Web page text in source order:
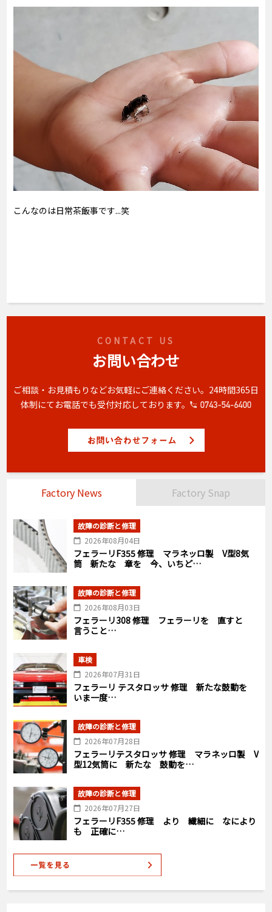
こんなのは日常茶飯事です...笑
CONTACT US
お問い合わせ
ご相談・お見積もりなどお気軽にご連絡ください。 24時間365日
体制にてお電話でも受付対応しております。
Factory News Factory Snap
故障の診断と修理
2026年08月04日
フェラーリF355 修理 マラネッロ製 V型8気
筒 新たな 章を 今、いちど…
故障の診断と修理
2026年08月03日
フェラーリ308 修理 フェラーリを 直すと
言うこと…
車検
2026年07月31日
フェラーリ テスタロッサ 修理 新たな鼓動を
いま一度…
故障の診断と修理
2026年07月28日
フェラーリテスタロッサ 修理 マラネッロ製 V
型12気筒に 新たな 鼓動を…
故障の診断と修理
2026年07月27日
フェラーリF355 修理 より 繊細に なにより
も 正確に…